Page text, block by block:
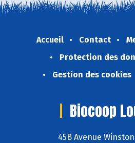
Accueil Contact
Protection des
Gestion des cookies
Biocoop
45B Avenue